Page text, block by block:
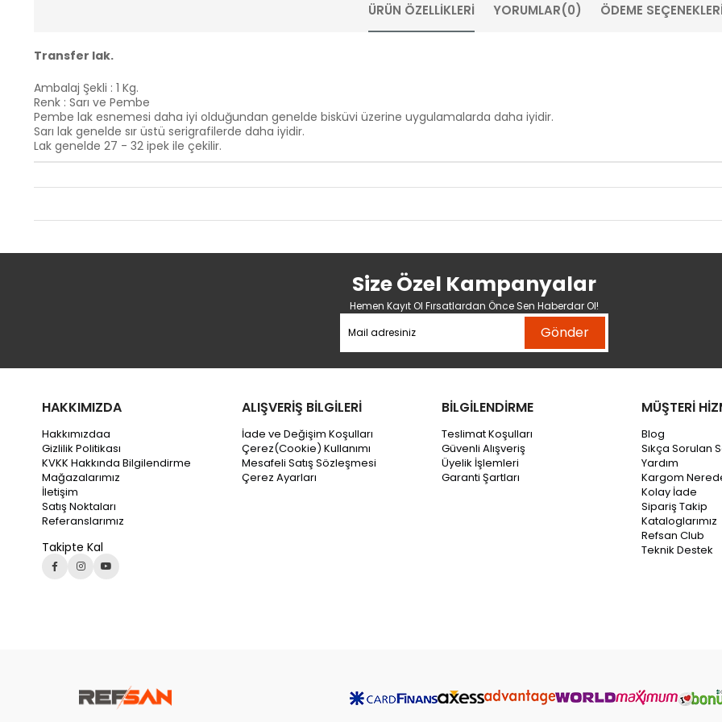
ÜRÜN ÖZELLIKLERI YORUMLAR(0) ÖDEME
Transfer lak.
Ambalaj Şekli : 1 Kg.
Renk : Sarı ve Pembe
Pembe lak esnemesi daha iyi olduğundan genelde bisküvi üzerine uygulamalarda daha iyidir.
Sarı lak genelde sır üstü serigrafilerde daha iyidir.
Lak genelde 27 - 32 ipek ile çekilir.
Size Özel Kampanyalar
Hemen Kayıt Ol Fırsatlardan Önce Sen Haberdar Ol!
Gönder
HAKKIMIZDA
Hakkımızdaa
Gizlilik Politikası
KVKK Hakkında Bilgilendirme
Mağazalarımız
İletişim
Satış Noktaları
Referanslarımız
Takipte Kal
ALIŞVERİŞ BİLGİLERİ
İade ve Değişim Koşulları
Çerez(Cookie) Kullanımı
Mesafeli Satış Sözleşmesi
Çerez Ayarları
BİLGİLENDİRME
Teslimat Koşulları
Güvenli Alışveriş
Üyelik İşlemleri
Garanti Şartları
MÜŞTERİ
Blog
Sıkça Sorulan
Yardım
Kargom
Kolay İade
Sipariş Takip
Kataloglarımız
Refsan Club
Teknik Destek